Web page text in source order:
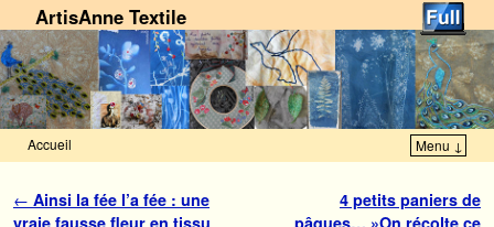
ArtisAnne Textile
Accueil Menu ↓
Navigation des articles
← Ainsi la fée l’a fée : une
4 petits paniers de